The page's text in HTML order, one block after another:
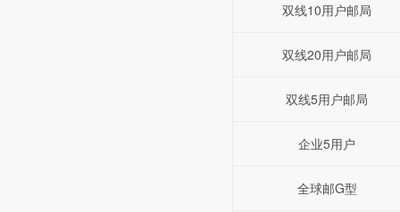
双线10用户邮局
双线20用户邮局
双线5用户邮局
企业5用户
全球邮G型